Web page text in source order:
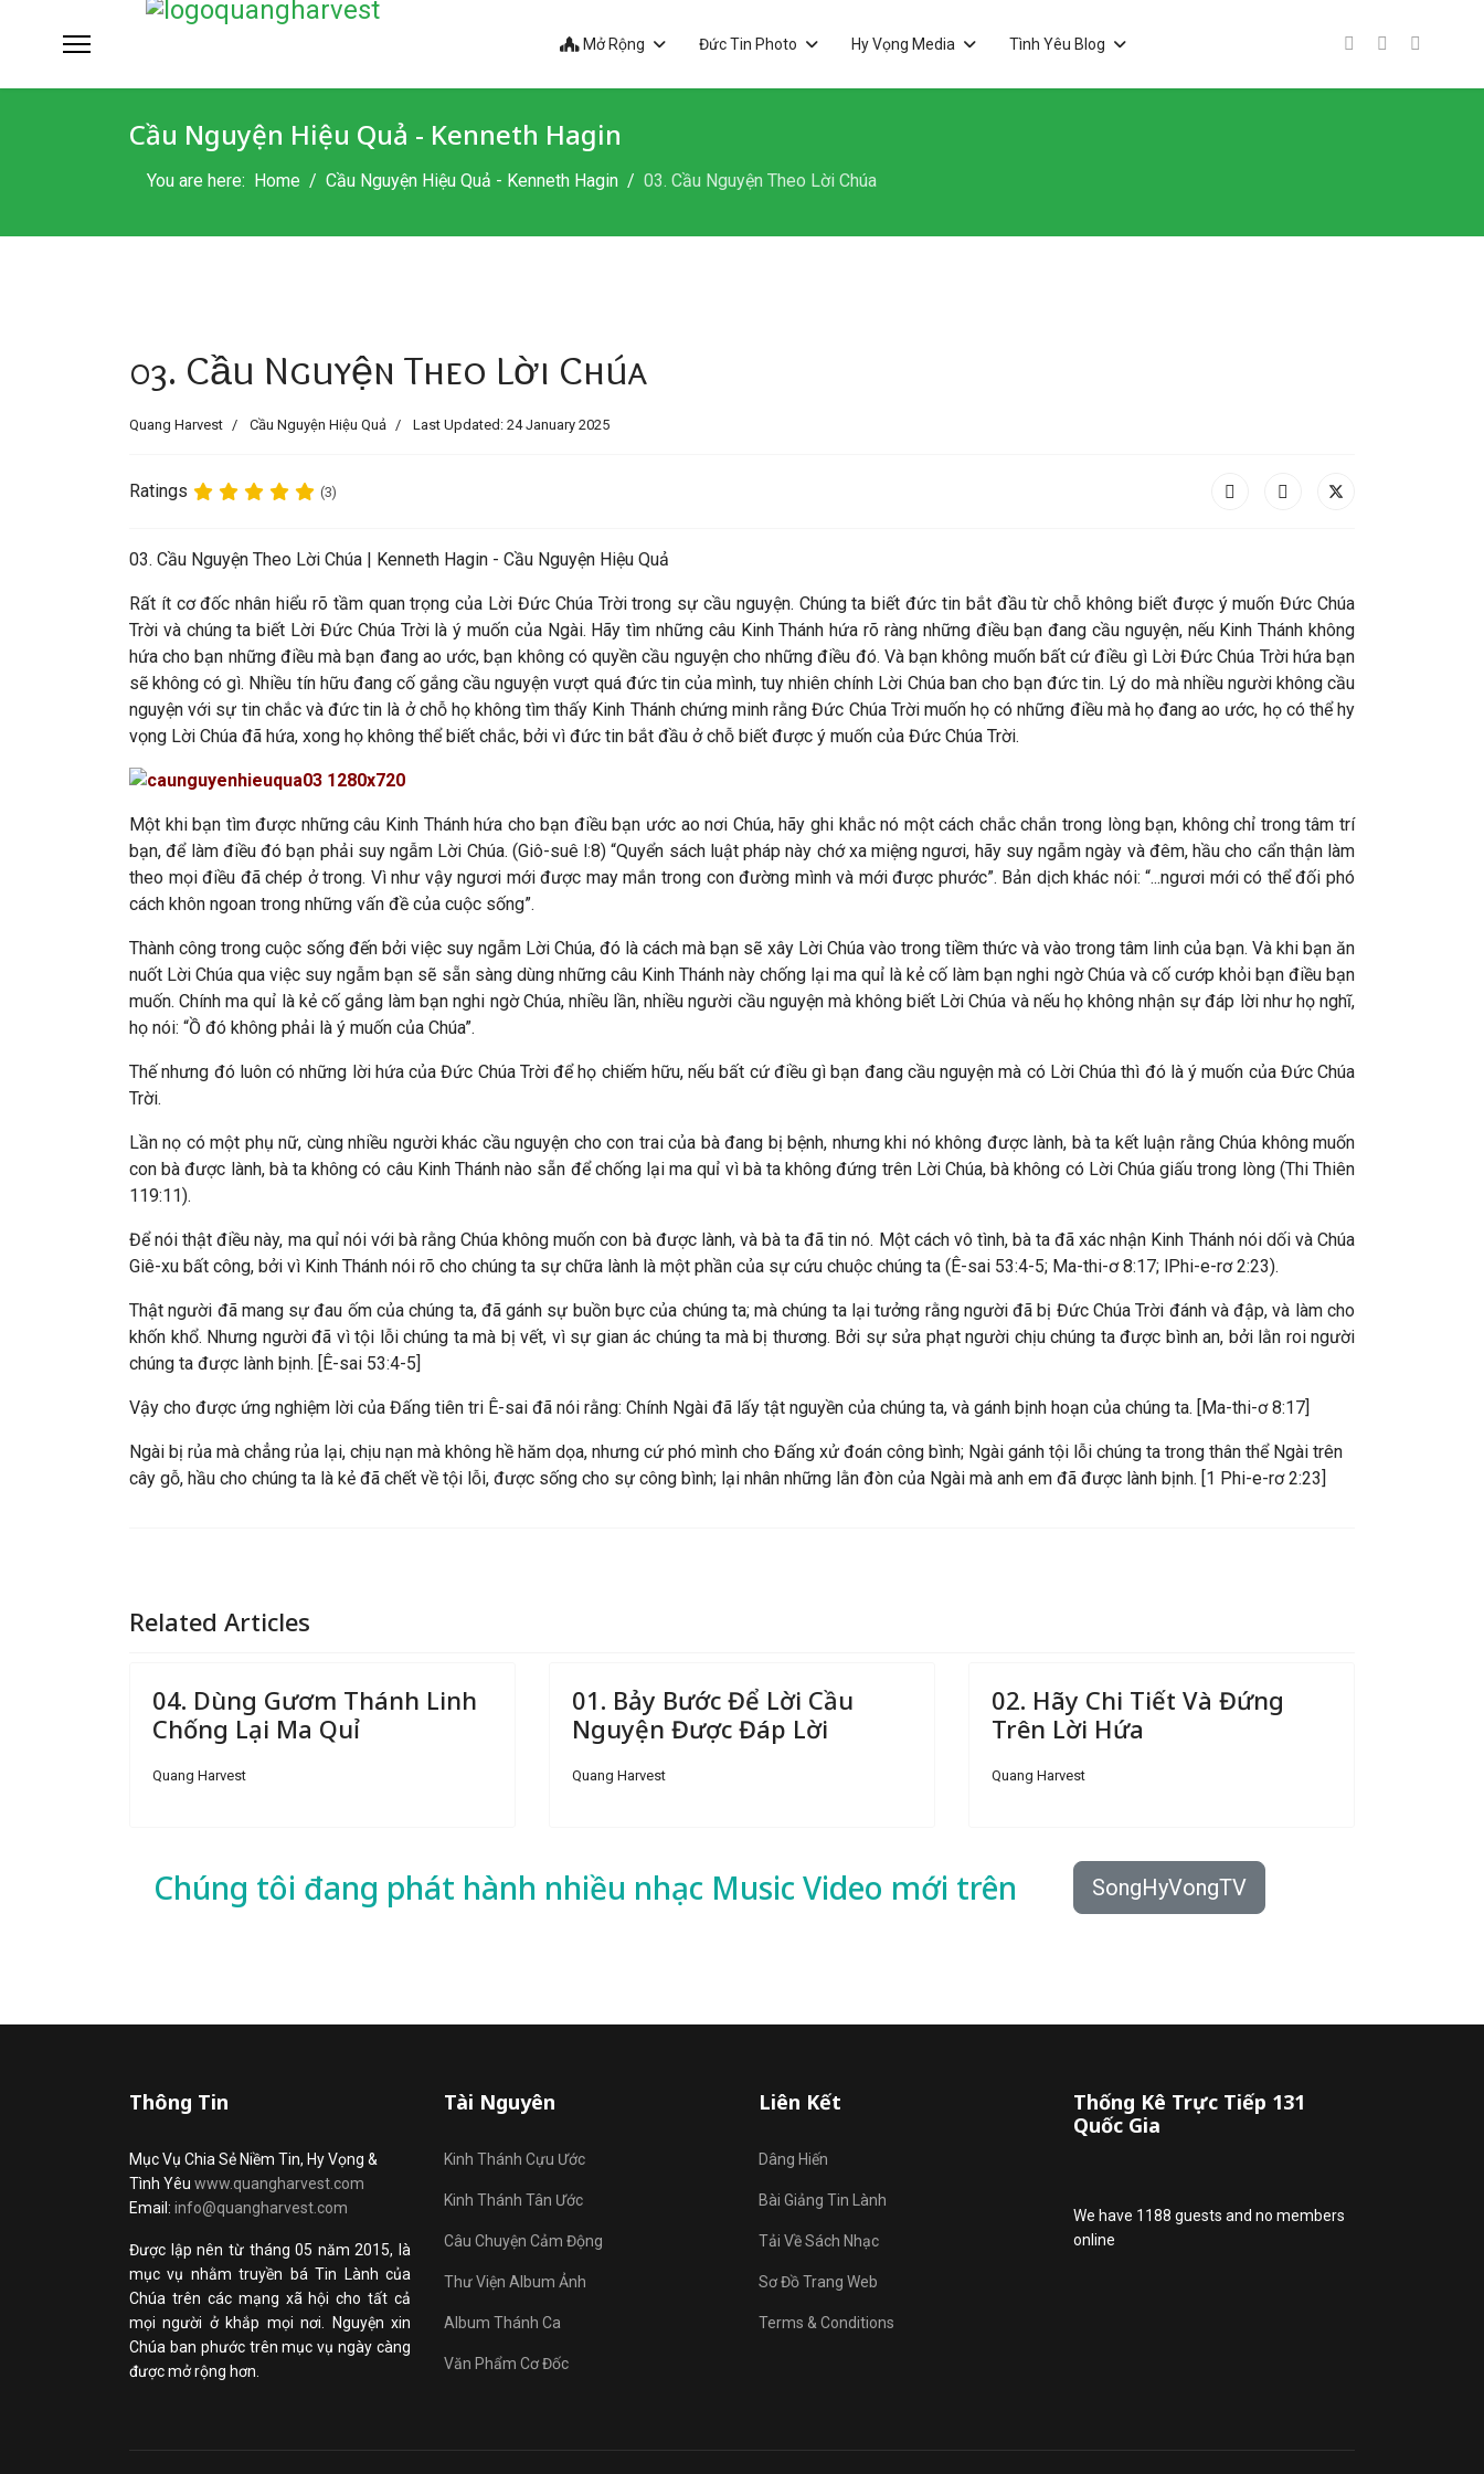
Mở Rộng Đức Tin Photo Hy Vọng Media Tình Yêu Blog
Cầu Nguyện Hiệu Quả - Kenneth Hagin
You are here: Home Cầu Nguyện Hiệu Quả - Kenneth Hagin 03. Cầu Nguyện Theo Lời Chúa
03. Cầu Nguyện Theo Lời Chúa
Quang Harvest Cầu Nguyện Hiệu Quả Last Updated: 24 January 2025
Ratings (3)
03. Cầu Nguyện Theo Lời Chúa | Kenneth Hagin - Cầu Nguyện Hiệu Quả
Rất ít cơ đốc nhân hiểu rõ tầm quan trọng của Lời Đức Chúa Trời trong sự cầu nguyện. Chúng ta biết đức tin bắt đầu từ chỗ không biết được ý muốn Đức Chúa
Trời và chúng ta biết Lời Đức Chúa Trời là ý muốn của Ngài. Hãy tìm những câu Kinh Thánh hứa rõ ràng những điều bạn đang cầu nguyện, nếu Kinh Thánh không
hứa cho bạn những điều mà bạn đang ao ước, bạn không có quyền cầu nguyện cho những điều đó. Và bạn không muốn bất cứ điều gì Lời Đức Chúa Trời hứa bạn
sẽ không có gì. Nhiều tín hữu đang cố gắng cầu nguyện vượt quá đức tin của mình, tuy nhiên chính Lời Chúa ban cho bạn đức tin. Lý do mà nhiều người không cầu
nguyện với sự tin chắc và đức tin là ở chỗ họ không tìm thấy Kinh Thánh chứng minh rằng Đức Chúa Trời muốn họ có những điều mà họ đang ao ước, họ có thể hy
vọng Lời Chúa đã hứa, xong họ không thể biết chắc, bởi vì đức tin bắt đầu ở chỗ biết được ý muốn của Đức Chúa Trời.
Một khi bạn tìm được những câu Kinh Thánh hứa cho bạn điều bạn ước ao nơi Chúa, hãy ghi khắc nó một cách chắc chắn trong lòng bạn, không chỉ trong tâm trí
bạn, để làm điều đó bạn phải suy ngẫm Lời Chúa. (Giô-suê l:8) “Quyển sách luật pháp này chớ xa miệng ngươi, hãy suy ngẫm ngày và đêm, hầu cho cẩn thận làm
theo mọi điều đã chép ở trong. Vì như vậy ngươi mới được may mắn trong con đường mình và mới được phước”. Bản dịch khác nói: “...ngươi mới có thể đối phó
cách khôn ngoan trong những vấn đề của cuộc sống”.
Thành công trong cuộc sống đến bởi việc suy ngẫm Lời Chúa, đó là cách mà bạn sẽ xây Lời Chúa vào trong tiềm thức và vào trong tâm linh của bạn. Và khi bạn ăn
nuốt Lời Chúa qua việc suy ngẫm bạn sẽ sẵn sàng dùng những câu Kinh Thánh này chống lại ma quỉ là kẻ cố làm bạn nghi ngờ Chúa và cố cướp khỏi bạn điều bạn
muốn. Chính ma quỉ là kẻ cố gắng làm bạn nghi ngờ Chúa, nhiều lần, nhiều người cầu nguyện mà không biết Lời Chúa và nếu họ không nhận sự đáp lời như họ nghĩ,
họ nói: “Ồ đó không phải là ý muốn của Chúa”.
Thế nhưng đó luôn có những lời hứa của Đức Chúa Trời để họ chiếm hữu, nếu bất cứ điều gì bạn đang cầu nguyện mà có Lời Chúa thì đó là ý muốn của Đức Chúa
Trời.
Lần nọ có một phụ nữ, cùng nhiều người khác cầu nguyện cho con trai của bà đang bị bệnh, nhưng khi nó không được lành, bà ta kết luận rằng Chúa không muốn
con bà được lành, bà ta không có câu Kinh Thánh nào sẵn để chống lại ma quỉ vì bà ta không đứng trên Lời Chúa, bà không có Lời Chúa giấu trong lòng (Thi Thiên
119:11).
Để nói thật điều này, ma quỉ nói với bà rằng Chúa không muốn con bà được lành, và bà ta đã tin nó. Một cách vô tình, bà ta đã xác nhận Kinh Thánh nói dối và Chúa
Giê-xu bất công, bởi vì Kinh Thánh nói rõ cho chúng ta sự chữa lành là một phần của sự cứu chuộc chúng ta (Ê-sai 53:4-5; Ma-thi-ơ 8:17; lPhi-e-rơ 2:23).
Thật người đã mang sự đau ốm của chúng ta, đã gánh sự buồn bực của chúng ta; mà chúng ta lại tưởng rằng người đã bị Đức Chúa Trời đánh và đập, và làm cho
khốn khổ. Nhưng người đã vì tội lỗi chúng ta mà bị vết, vì sự gian ác chúng ta mà bị thương. Bởi sự sửa phạt người chịu chúng ta được bình an, bởi lằn roi người
chúng ta được lành bịnh. [Ê-sai 53:4-5]
Vậy cho được ứng nghiệm lời của Đấng tiên tri Ê-sai đã nói rằng: Chính Ngài đã lấy tật nguyền của chúng ta, và gánh bịnh hoạn của chúng ta. [Ma-thi-ơ 8:17]
Ngài bị rủa mà chẳng rủa lại, chịu nạn mà không hề hăm dọa, nhưng cứ phó mình cho Đấng xử đoán công bình; Ngài gánh tội lỗi chúng ta trong thân thể Ngài trên
cây gỗ, hầu cho chúng ta là kẻ đã chết về tội lỗi, được sống cho sự công bình; lại nhân những lằn đòn của Ngài mà anh em đã được lành bịnh. [1 Phi-e-rơ 2:23]
Related Articles
04. Dùng Gươm Thánh Linh
Chống Lại Ma Quỉ
Quang Harvest
01. Bảy Bước Để Lời Cầu
Nguyện Được Đáp Lời
Quang Harvest
02. Hãy Chi Tiết Và Đứng
Trên Lời Hứa
Quang Harvest
Chúng tôi đang phát hành nhiều nhạc Music Video mới trên SongHyVongTV
Thông Tin
Mục Vụ Chia Sẻ Niềm Tin, Hy Vọng &
Tình Yêu www.quangharvest.com
Email: info@quangharvest.com
Được lập nên từ tháng 05 năm 2015, là
mục vụ nhằm truyền bá Tin Lành của
Chúa trên các mạng xã hội cho tất cả
mọi người ở khắp mọi nơi. Nguyện xin
Chúa ban phước trên mục vụ ngày càng
được mở rộng hơn.
Tài Nguyên
Kinh Thánh Cựu Ước
Kinh Thánh Tân Ước
Câu Chuyện Cảm Động
Thư Viện Album Ảnh
Album Thánh Ca
Văn Phẩm Cơ Đốc
Liên Kết
Dâng Hiến
Bài Giảng Tin Lành
Tải Về Sách Nhạc
Sơ Đồ Trang Web
Terms & Conditions
Thống Kê Trực Tiếp 131
Quốc Gia
We have 1188 guests and no members
online